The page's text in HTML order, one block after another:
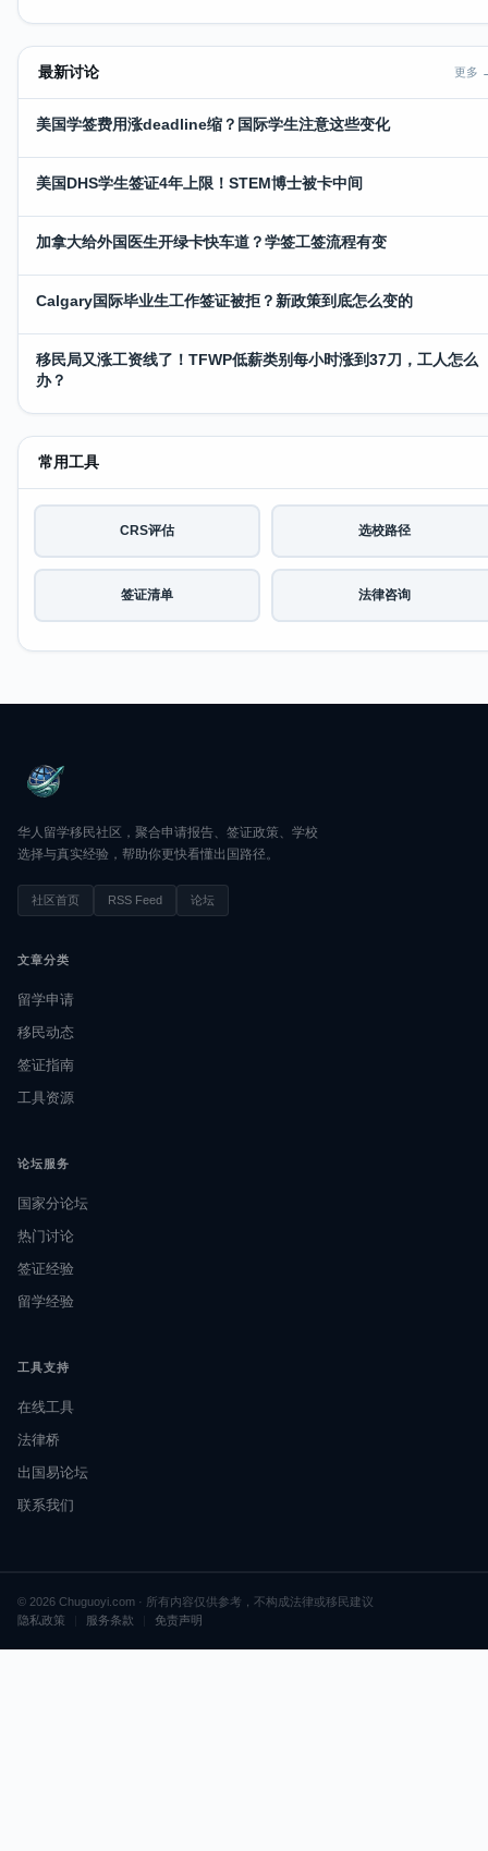
最新讨论 更多
美国学签费用涨deadline缩？国际学生注意这些变化
美国DHS学生签证4年上限！STEM博士被卡中间
加拿大给外国医生开绿卡快车道？学签工签流程有变
Calgary国际毕业生工作签证被拒？新政策到底怎么变的
移民局又涨工资线了！TFWP低薪类别每小时涨到37刀，工人怎么
办？
常用工具
CRS评估 选校路径
签证清单 法律咨询
华人留学移民社区，聚合申请报告、签证政策、学校
选择与真实经验，帮助你更快看懂出国路径。
社区首页 RSS Feed 论坛
文章分类
留学申请
移民动态
签证指南
工具资源
论坛服务
国家分论坛
热门讨论
签证经验
留学经验
工具支持
在线工具
法律桥
出国易论坛
联系我们
© 2026 Chuguoyi.com · 所有内容仅供参考，不构成法律或移民建议
隐私政策
服务条款 免责声明